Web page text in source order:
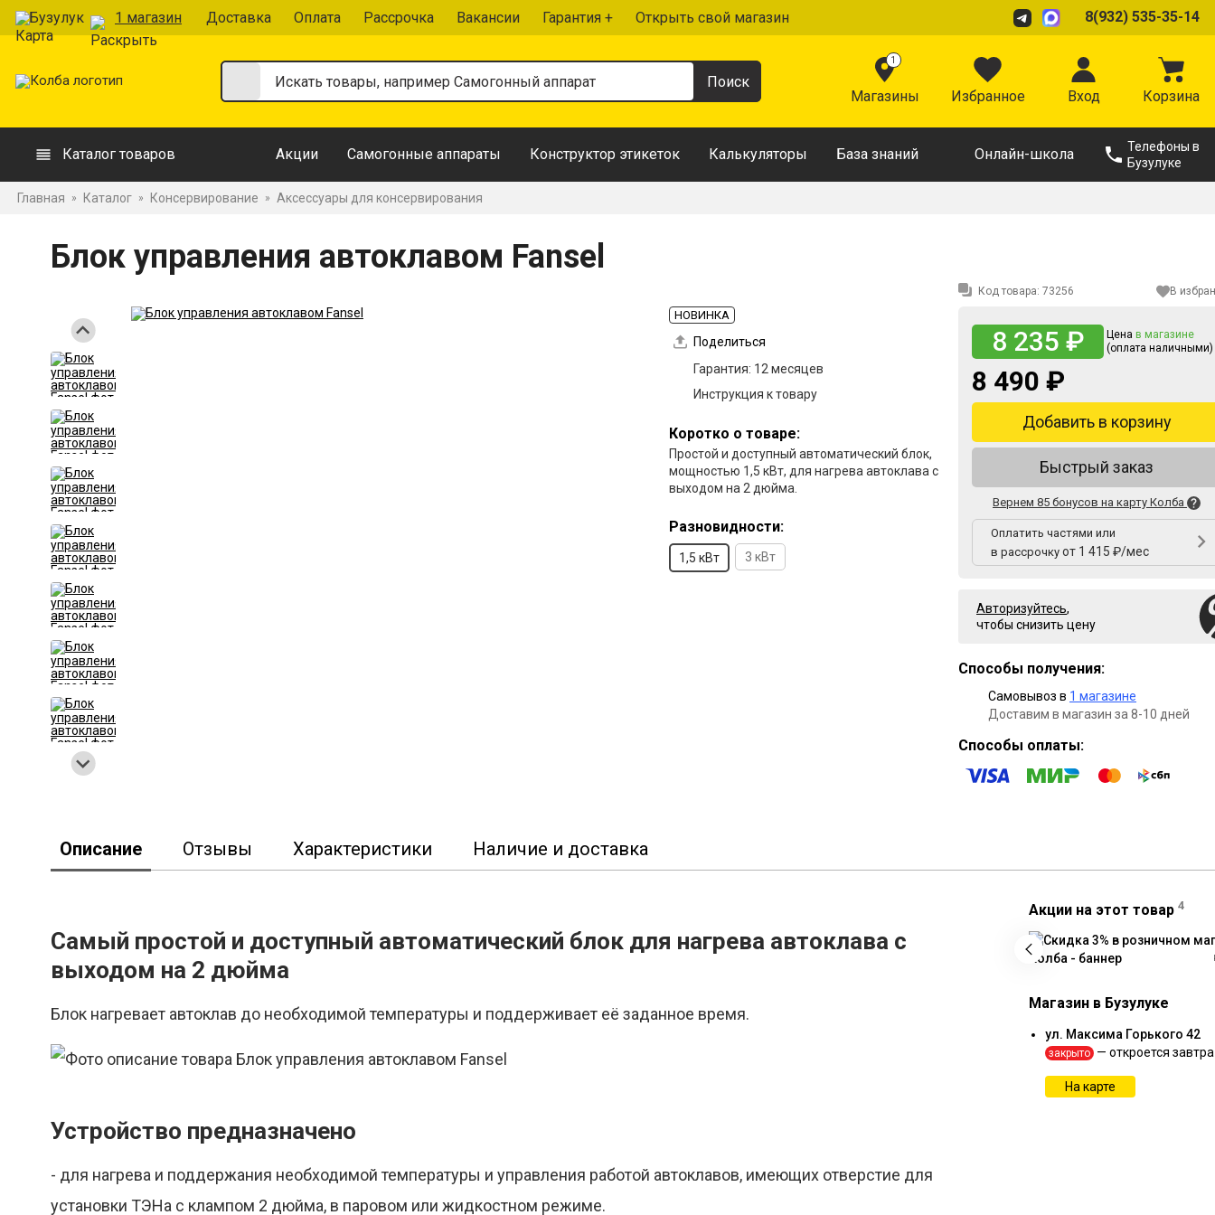
Бузулук 1 магазин Доставка Оплата Рассрочка Вакансии Гарантия + Открыть свой магазин 8(932) 535-35-14
1
Магазины Избранное Вход Корзина
Каталог товаров Акции Самогонные аппараты Конструктор этикеток Калькуляторы База знаний Онлайн-школа
Телефоны в
Бузулуке
Главная » Каталог » Консервирование » Аксессуары для консервирования
Блок управления автоклавом Fansel
НОВИНКА
Поделиться
Гарантия: 12 месяцев
Инструкция к товару
Коротко о товаре:
Простой и доступный автоматический блок,
мощностью 1,5 кВт, для нагрева автоклава с
выходом на 2 дюйма.
Разновидности:
1,5 кВт 3 кВт
Код товара: 73256 В
8 235 ₽ Цена в магазине
(оплата наличными)
8 490 ₽
Добавить в корзину
Быстрый заказ
Вернем 85 бонусов на карту Колба
Оплатить частями или
в рассрочку от 1 415 ₽/мес
Авторизуйтесь,
чтобы снизить цену
Способы получения:
Самовывоз в 1 магазине
Доставим в магазин за 8-10 дней
Способы оплаты:
Описание Отзывы Характеристики Наличие и доставка
Самый простой и доступный автоматический блок для нагрева автоклава с
выходом на 2 дюйма
Блок нагревает автоклав до необходимой температуры и поддерживает её заданное время.
Устройство предназначено
- для нагрева и поддержания необходимой температуры и управления работой автоклавов, имеющих отверстие для
установки ТЭНа с клампом 2 дюйма, в паровом или жидкостном режиме.
Акции на этот товар 4
Магазин в Бузулуке
ул. Максима Горького 42
закрыто — откроется завтра
На карте